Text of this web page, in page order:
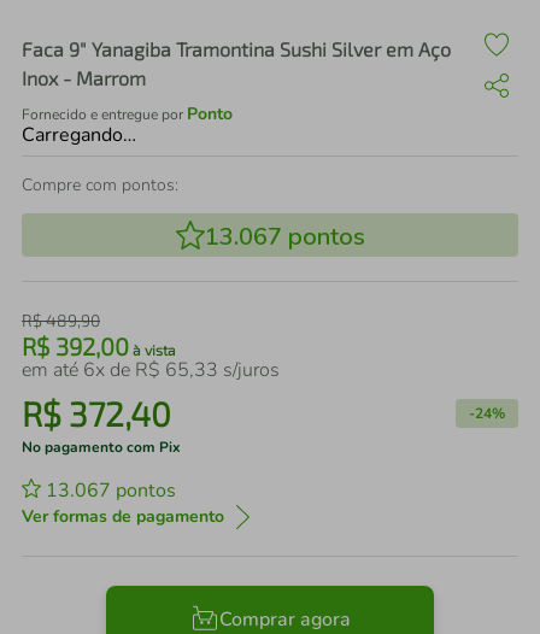
Faca 9" Yanagiba Tramontina Sushi Silver em Aço
Inox - Marrom
Fornecido e entregue por Ponto
Carregando…
Compre com pontos:
13.067 pontos
R$489,90
R$ 392,00 à vista
em até 6x de R$ 65,33 s/juros
R$ 372,40 -24%
No pagamento com Pix
13.067 pontos
Ver formas de pagamento
Comprar agora